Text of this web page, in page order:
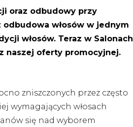
oraz odbudowy przy
włosów w jednym
włosów. Teraz w Salonach
naszej oferty promocyjnej.
zniszczonych przez często
wymagających włosach
się nad wyborem